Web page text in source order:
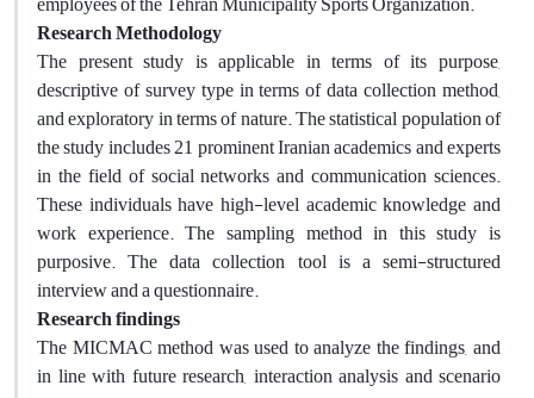
Research Methodology
The present study is applicable in terms of its purpose,
descriptive of survey type in terms of data collection method,
and exploratory in terms of nature. The statistical population of
the study includes 21 prominent Iranian academics and experts
in the field of social networks and communication sciences.
These individuals have high-level academic knowledge and
work experience. The sampling method in this study is
purposive. The data collection tool is a semi-structured
interview and a questionnaire.
Research findings
The MICMAC method was used to analyze the findings, and
in line with future research, interaction analysis and scenario